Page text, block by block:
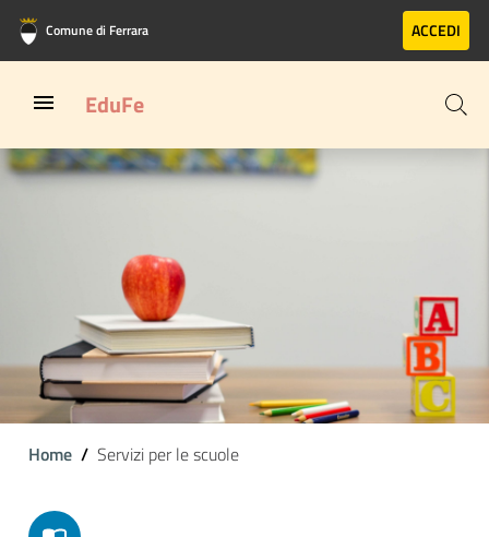
Vai al contenuto principale
Vai al footer
Comune di Ferrara ACCEDI
EduFe
Home Servizi per le scuole